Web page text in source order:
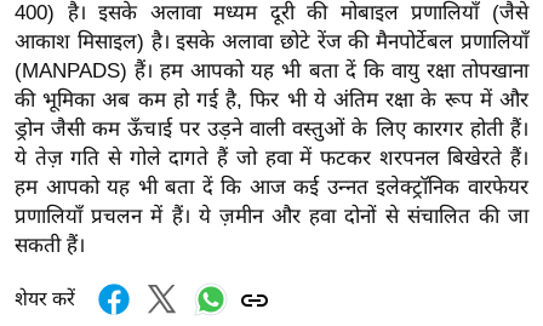
ड
फि
ल्म
स
मी
क्षा
B
r
a
400) है। इसके अलावा मध्यम दूरी की मोबाइल प्रणालियाँ (जैसे
आकाश मिसाइल) है। इसके अलावा छोटे रेंज की मैनपोर्टेबल प्रणालियाँ
(MANPADS) हैं। हम आपको यह भी बता दें कि वायु रक्षा तोपखाना
की भूमिका अब कम हो गई है, फिर भी ये अंतिम रक्षा के रूप में और
ड्रोन जैसी कम ऊँचाई पर उड़ने वाली वस्तुओं के लिए कारगर होती हैं।
ये तेज़ गति से गोले दागते हैं जो हवा में फटकर शरपनल बिखेरते हैं।
हम आपको यह भी बता दें कि आज कई उन्नत इलेक्ट्रॉनिक वारफेयर
प्रणालियाँ प्रचलन में हैं। ये ज़मीन और हवा दोनों से संचालित की जा
सकती हैं।
शेयर करें